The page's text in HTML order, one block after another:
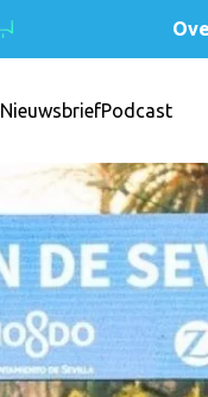
NieuwsbriefPodcast